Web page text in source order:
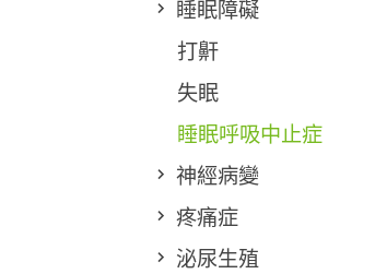
睡眠障礙
打鼾
失眠
睡眠呼吸中止症
神經病變
疼痛症
泌尿生殖